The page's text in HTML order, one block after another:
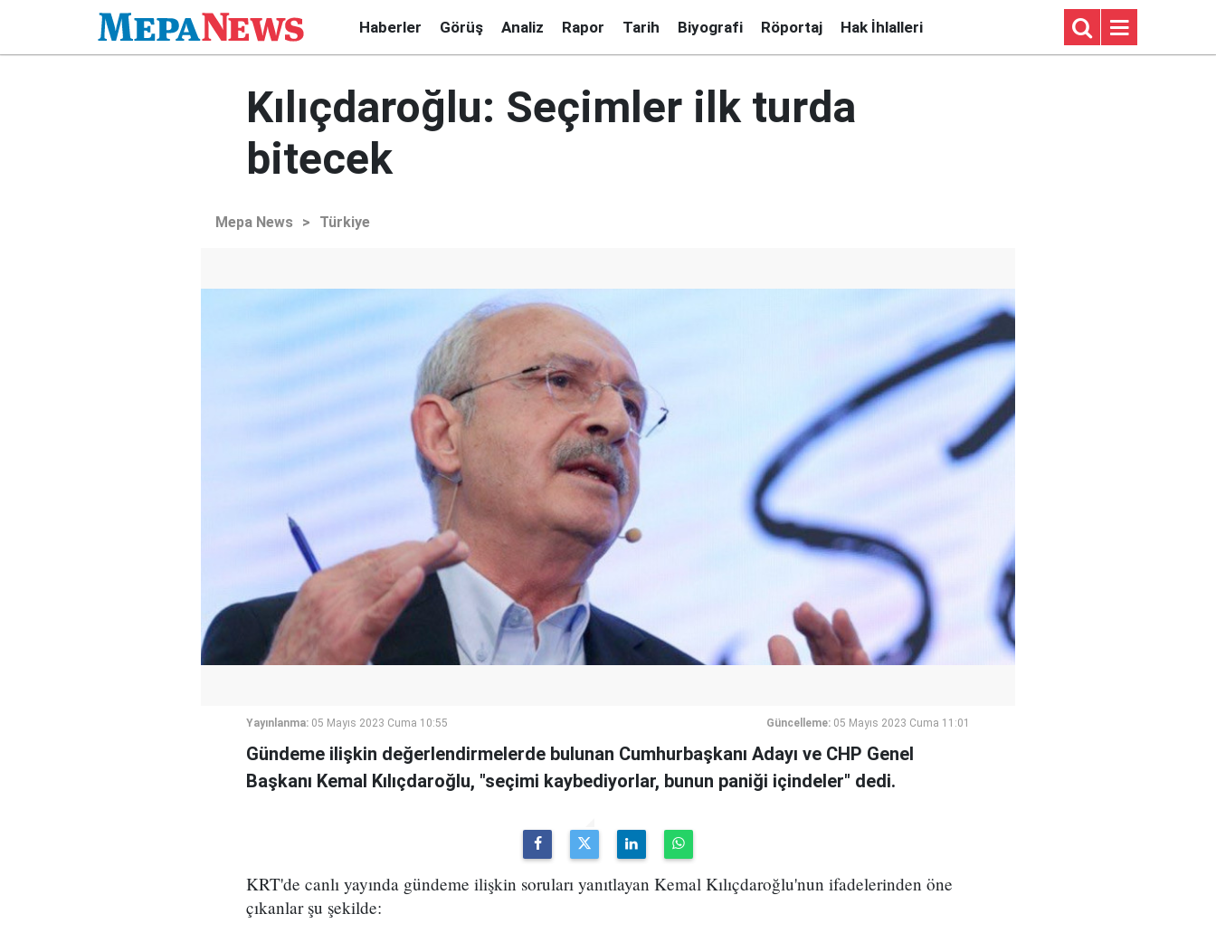
Haberler Görüş Analiz Rapor Tarih Biyografi Röportaj Hak İhlalleri
Kılıçdaroğlu: Seçimler ilk turda
bitecek
Mepa News > Türkiye
Yayınlanma: 05 Mayıs 2023 Cuma 10:55 Güncelleme: 05 Mayıs 2023 Cuma 11:01
Gündeme ilişkin değerlendirmelerde bulunan Cumhurbaşkanı Adayı ve CHP Genel
Başkanı Kemal Kılıçdaroğlu, "seçimi kaybediyorlar, bunun paniği içindeler" dedi.
KRT'de canlı yayında gündeme ilişkin soruları yanıtlayan Kemal Kılıçdaroğlu'nun ifadelerinden öne
çıkanlar şu şekilde: